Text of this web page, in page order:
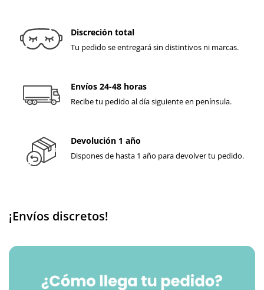
Discreción total
Tu pedido se entregará sin distintivos ni marcas.
Envíos 24-48 horas
Recibe tu pedido al día siguiente en península.
Devolución 1 año
Dispones de hasta 1 año para devolver tu pedido.
¡Envíos discretos!